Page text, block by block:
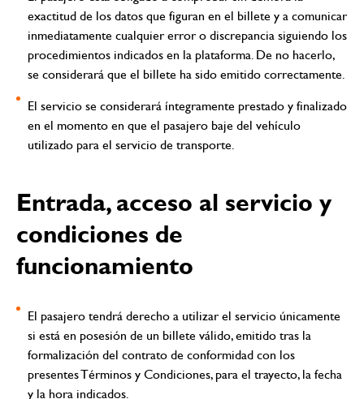
exactitud de los datos que figuran en el billete y a comunicar
inmediatamente cualquier error o discrepancia siguiendo los
procedimientos indicados en la plataforma. De no hacerlo,
se considerará que el billete ha sido emitido correctamente.
El servicio se considerará íntegramente prestado y finalizado
en el momento en que el pasajero baje del vehículo
utilizado para el servicio de transporte.
Entrada, acceso al servicio y
condiciones de
funcionamiento
El pasajero tendrá derecho a utilizar el servicio únicamente
si está en posesión de un billete válido, emitido tras la
formalización del contrato de conformidad con los
presentes Términos y Condiciones, para el trayecto, la fecha
y la hora indicados.